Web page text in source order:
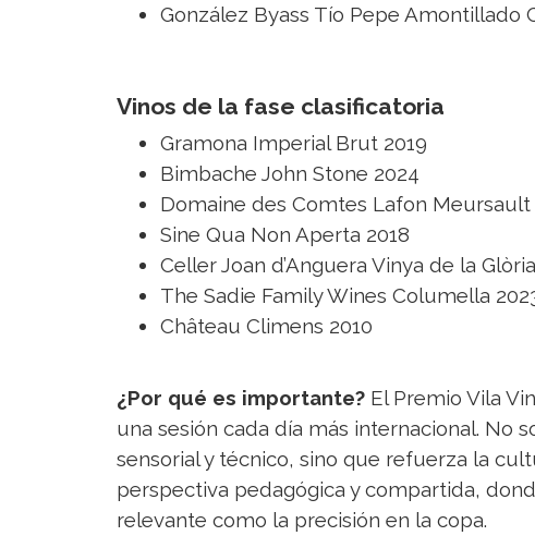
González Byass Tío Pepe Amontillado
Vinos de la fase clasificatoria
Gramona Imperial Brut 2019
Bimbache John Stone 2024
Domaine des Comtes Lafon Meursault
Sine Qua Non Aperta 2018
Celler Joan d’Anguera Vinya de la
The Sadie Family Wines Columella
Château Climens 2010
¿Por qué es importante? El Premio Vila
una sesión cada día más internacional. No
sensorial y técnico, sino que refuerza la
perspectiva pedagógica y compartida,
relevante como la precisión en la copa.